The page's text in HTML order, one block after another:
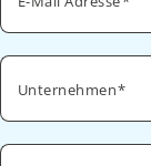
Unternehmen